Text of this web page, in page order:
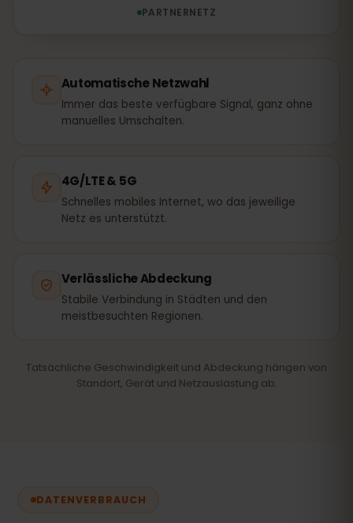
PARTNERNETZ
Automatische Netzwahl
Immer das beste verfügbare Signal, ganz ohne
manuelles Umschalten.
4G/LTE & 5G
Schnelles mobiles Internet, wo das jeweilige
Netz es unterstützt.
Verlässliche Abdeckung
Stabile Verbindung in Städten und den
meistbesuchten Regionen.
Tatsächliche Geschwindigkeit und Abdeckung hängen von
Standort, Gerät und Netzauslastung ab.
DATENVERBRAUCH